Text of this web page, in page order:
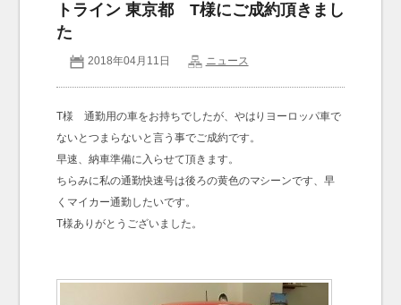
アクセス
お問い合わせ
トライン 東京都 T様にご成約頂きまし
た
2018年04月11日 ニュース
T様 通勤用の車をお持ちでしたが、やはりヨーロッパ車で
ないとつまらないと言う事でご成約です。
早速、納車準備に入らせて頂きます。
ちらみに私の通勤快速号は後ろの黄色のマシーンです、早
くマイカー通勤したいです。
T様ありがとうございました。